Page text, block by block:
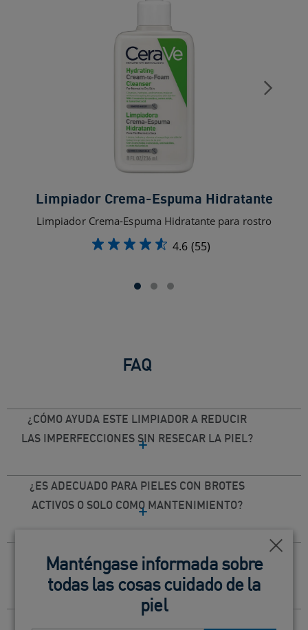
Limpiador Crema-Espuma Hidratante
Limpiador Crema-Espuma Hidratante para rostro
4.6 (55)
FAQ
¿CÓMO AYUDA ESTE LIMPIADOR A REDUCIR
LAS IMPERFECCIONES SIN RESECAR LA PIEL?
¿ES ADECUADO PARA PIELES CON BROTES
ACTIVOS O SOLO COMO MANTENIMIENTO?
TRATAMIENTOS ANTIACNÉ MÁS INTENSIVOS?
¿QUÉ TIPO DE TEXTURA Y SENSACIÓN DEJA
Cerca
Manténgase informada sobre
todas las cosas cuidado de la
piel
Cerca
Manténgase informada sobre
todas las cosas cuidado de la
piel